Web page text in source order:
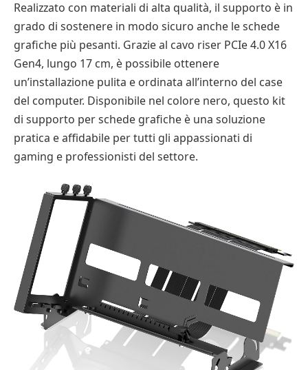
Realizzato con materiali di alta qualità, il supporto è in
grado di sostenere in modo sicuro anche le schede
grafiche più pesanti. Grazie al cavo riser PCIe 4.0 X16
Gen4, lungo 17 cm, è possibile ottenere
un’installazione pulita e ordinata all’interno del case
del computer. Disponibile nel colore nero, questo kit
di supporto per schede grafiche è una soluzione
pratica e affidabile per tutti gli appassionati di
gaming e professionisti del settore.